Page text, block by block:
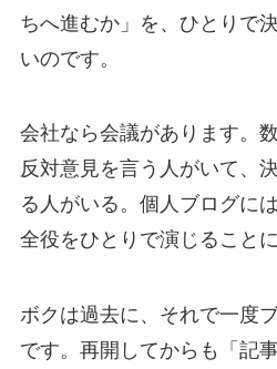
ちへ進むか」を、ひとりで
いのです。
会社なら会議があります。
反対意見を言う人がいて、
る人がいる。個人ブログに
全役をひとりで演じることに
ボクは過去に、それで一度
です。再開してからも「記